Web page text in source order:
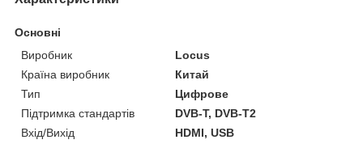
Основні
Виробник
Locus
Країна виробник
Китай
Тип
Цифрове
Підтримка стандартів
DVB-T, DVB-T2
Вхід/Вихід
HDMI, USB